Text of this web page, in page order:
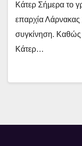
Κάτερ Σήμερα το
επαρχία Λάρνακας
συγκίνηση. Καθώς
Κάτερ…